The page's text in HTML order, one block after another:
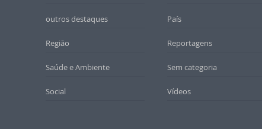
outros destaques País
Região Reportagens
Saúde e Ambiente Sem categoria
Social Vídeos